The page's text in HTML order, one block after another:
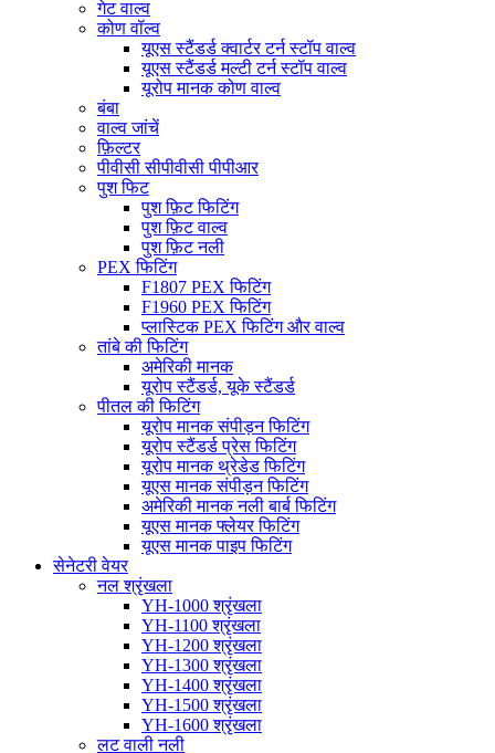
गेट वाल्व
कोण वॉल्व
यूएस स्टैंडर्ड क्वार्टर टर्न स्टॉप वाल्व
यूएस स्टैंडर्ड मल्टी टर्न स्टॉप वाल्व
यूरोप मानक कोण वाल्व
बंबा
वाल्व जांचें
फ़िल्टर
पीवीसी सीपीवीसी पीपीआर
पुश फिट
पुश फ़िट फिटिंग
पुश फ़िट वाल्व
पुश फ़िट नली
PEX फिटिंग
F1807 PEX फिटिंग
F1960 PEX फिटिंग
प्लास्टिक PEX फिटिंग और वाल्व
तांबे की फिटिंग
अमेरिकी मानक
यूरोप स्टैंडर्ड, यूके स्टैंडर्ड
पीतल की फिटिंग
यूरोप मानक संपीड़न फिटिंग
यूरोप स्टैंडर्ड प्रेस फिटिंग
यूरोप मानक थ्रेडेड फिटिंग
यूएस मानक संपीड़न फिटिंग
अमेरिकी मानक नली बार्ब फिटिंग
यूएस मानक फ्लेयर फिटिंग
यूएस मानक पाइप फिटिंग
सेनेटरी वेयर
नल श्रृंखला
YH-1000 श्रृंखला
YH-1100 श्रृंखला
YH-1200 श्रृंखला
YH-1300 श्रृंखला
YH-1400 श्रृंखला
YH-1500 श्रृंखला
YH-1600 श्रृंखला
लट वाली नली